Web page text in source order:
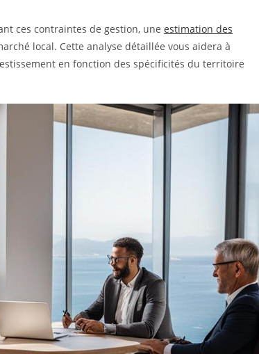
ces contraintes de gestion, une estimation des
local. Cette analyse détaillée vous aidera à
en fonction des spécificités du territoire